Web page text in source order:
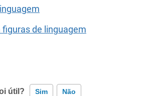
figuras de linguagem
útil? Sim Não